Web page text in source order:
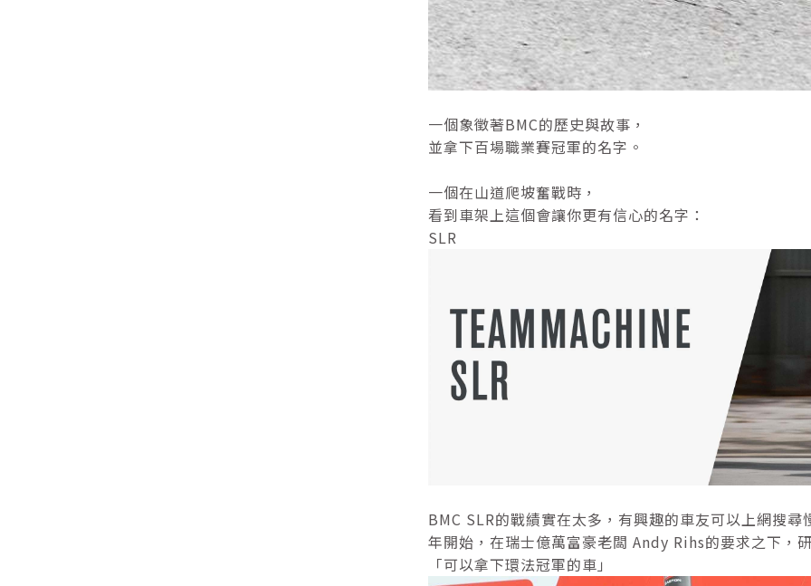
一個象徵著BMC的歷史與故事，
並拿下百場職業賽冠軍的名字。
一個在山道爬坡奮戰時，
看到車架上這個會讓你更有信心的名字：
SLR
BMC SLR的戰績實在太多，有興趣的車友可以上網搜
年開始，在瑞士億萬富豪老闆 Andy Rihs的要求之下，
「可以拿下環法冠軍的車」